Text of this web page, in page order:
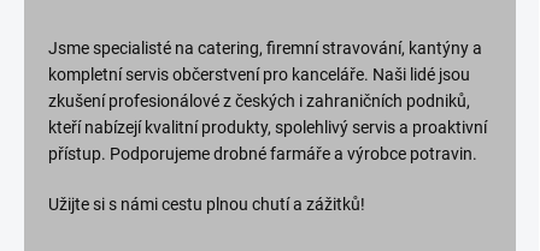
Jsme specialisté na catering, firemní stravování, kantýny a
kompletní servis občerstvení pro kanceláře. Naši lidé jsou
zkušení profesionálové z českých i zahraničních podniků,
kteří nabízejí kvalitní produkty, spolehlivý servis a proaktivní
přístup. Podporujeme drobné farmáře a výrobce potravin.
Užijte si s námi cestu plnou chutí a zážitků!